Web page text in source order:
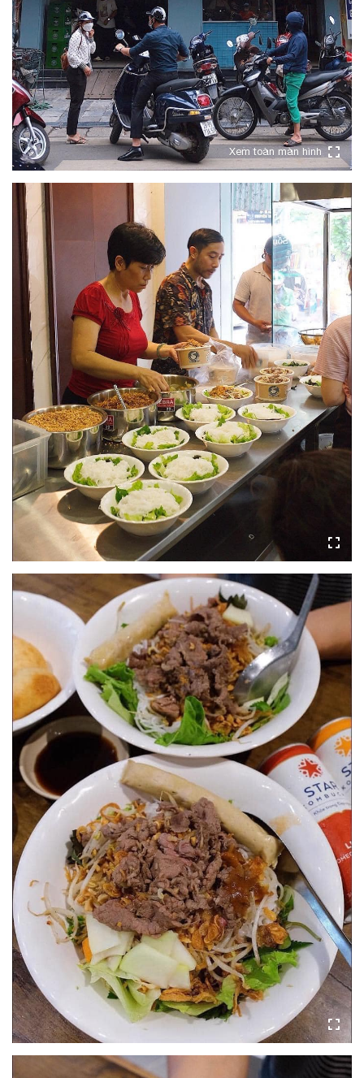
Xem toàn màn hình